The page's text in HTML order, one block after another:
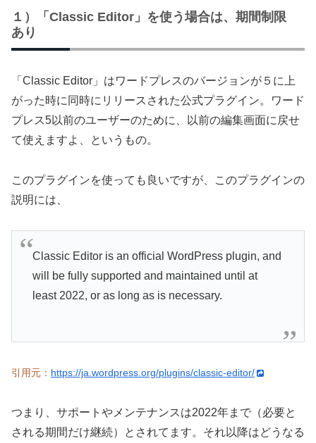
１）「Classic Editor」を使う場合は、期間制限
あり
「Classic Editor」はワードプレスのバージョンが５に上
がった時に同時にリリースされた公式プラグイン。ワード
プレス5以前のユーザーのために、以前の編集画面に戻せ
て使えますよ、というもの。
このプラグインを使っても良いですが、このプラグインの
説明には、
Classic Editor is an official WordPress plugin, and
will be fully supported and maintained until at
least 2022, or as long as is necessary.
引用元： https://ja.wordpress.org/plugins/classic-editor/
つまり、サポートやメンテナンスは2022年まで（必要と
される期間だけ継続）とされてます。それ以降はどうなる